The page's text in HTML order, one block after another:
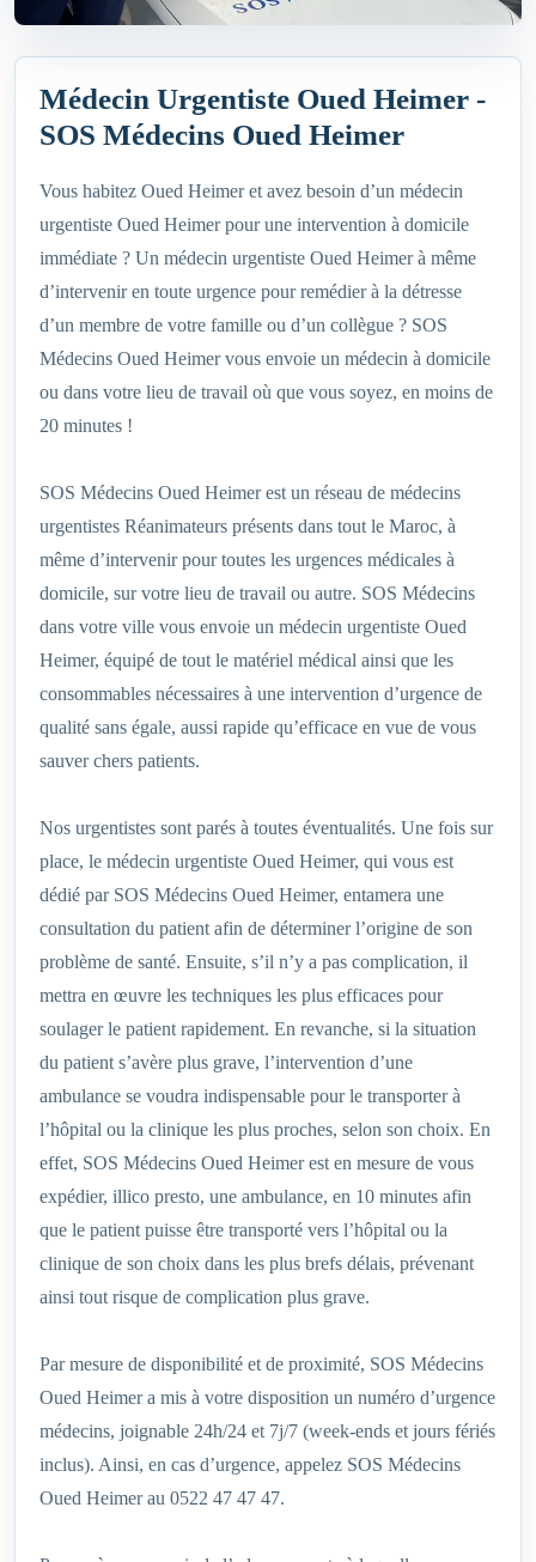
Médecin Urgentiste Oued Heimer -
SOS Médecins Oued Heimer
Vous habitez Oued Heimer et avez besoin d’un médecin
urgentiste Oued Heimer pour une intervention à domicile
immédiate ? Un médecin urgentiste Oued Heimer à même
d’intervenir en toute urgence pour remédier à la détresse
d’un membre de votre famille ou d’un collègue ? SOS
Médecins Oued Heimer vous envoie un médecin à domicile
ou dans votre lieu de travail où que vous soyez, en moins de
20 minutes !
SOS Médecins Oued Heimer est un réseau de médecins
urgentistes Réanimateurs présents dans tout le Maroc, à
même d’intervenir pour toutes les urgences médicales à
domicile, sur votre lieu de travail ou autre. SOS Médecins
dans votre ville vous envoie un médecin urgentiste Oued
Heimer, équipé de tout le matériel médical ainsi que les
consommables nécessaires à une intervention d’urgence de
qualité sans égale, aussi rapide qu’efficace en vue de vous
sauver chers patients.
Nos urgentistes sont parés à toutes éventualités. Une fois sur
place, le médecin urgentiste Oued Heimer, qui vous est
dédié par SOS Médecins Oued Heimer, entamera une
consultation du patient afin de déterminer l’origine de son
problème de santé. Ensuite, s’il n’y a pas complication, il
mettra en œuvre les techniques les plus efficaces pour
soulager le patient rapidement. En revanche, si la situation
du patient s’avère plus grave, l’intervention d’une
ambulance se voudra indispensable pour le transporter à
l’hôpital ou la clinique les plus proches, selon son choix. En
effet, SOS Médecins Oued Heimer est en mesure de vous
expédier, illico presto, une ambulance, en 10 minutes afin
que le patient puisse être transporté vers l’hôpital ou la
clinique de son choix dans les plus brefs délais, prévenant
ainsi tout risque de complication plus grave.
Par mesure de disponibilité et de proximité, SOS Médecins
Oued Heimer a mis à votre disposition un numéro d’urgence
médecins, joignable 24h/24 et 7j/7 (week-ends et jours fériés
inclus). Ainsi, en cas d’urgence, appelez SOS Médecins
Oued Heimer au 0522 47 47 47.